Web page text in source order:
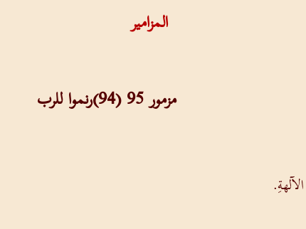
المزامير
مزمور 95 (94)رنموا للرب